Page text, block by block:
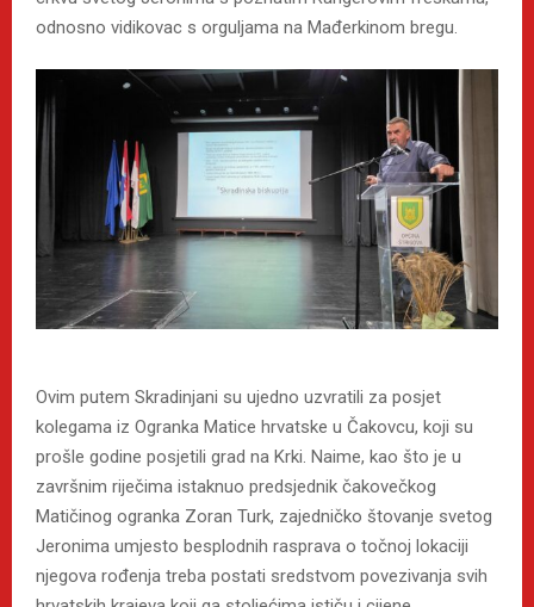
odnosno vidikovac s orguljama na Mađerkinom bregu.
Ovim putem Skradinjani su ujedno uzvratili za posjet
kolegama iz Ogranka Matice hrvatske u Čakovcu, koji su
prošle godine posjetili grad na Krki. Naime, kao što je u
završnim riječima istaknuo predsjednik čakovečkog
Matičinog ogranka Zoran Turk, zajedničko štovanje svetog
Jeronima umjesto besplodnih rasprava o točnoj lokaciji
njegova rođenja treba postati sredstvom povezivanja svih